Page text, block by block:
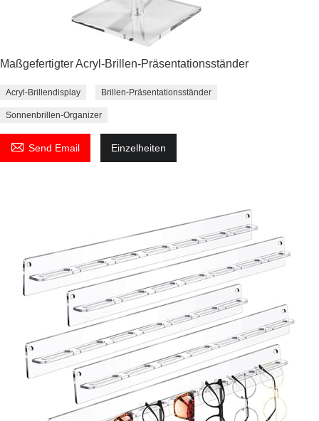
Maßgefertigter Acryl-Brillen-Präsentationsständer
Acryl-Brillendisplay Brillen-Präsentationsständer
Sonnenbrillen-Organizer
 Send Email Einzelheiten